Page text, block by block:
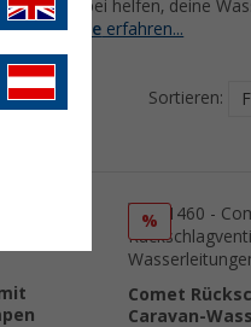
, die dir dabei helfen, deine
erfahren...
Sortieren:
%
Comet
Caravan-